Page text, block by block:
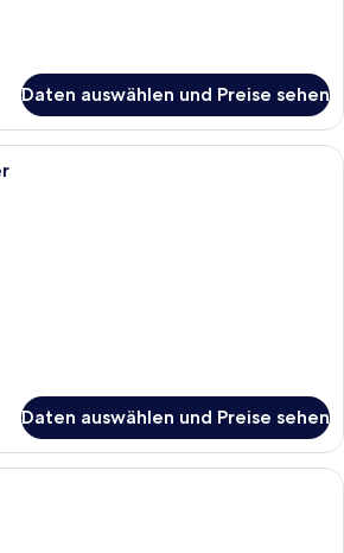
Daten auswählen und Preise sehen
Ein Schlafzimmer mit einem großen
Daten auswählen und Preise sehen
Ein Schlafzimmer mit einer